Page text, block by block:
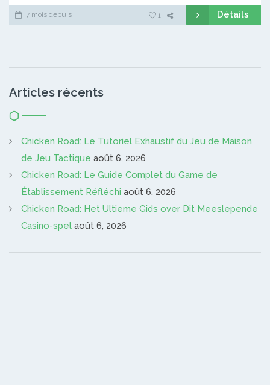
7 mois depuis 1 Détails
Articles récents
Chicken Road: Le Tutoriel Exhaustif du Jeu de Maison
de Jeu Tactique août 6, 2026
Chicken Road: Le Guide Complet du Game de
Établissement Réfléchi août 6, 2026
Chicken Road: Het Ultieme Gids over Dit Meeslepende
Casino-spel août 6, 2026